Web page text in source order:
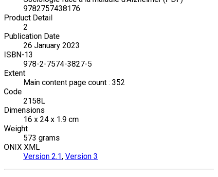
9782757438176
Product Detail
2
Publication Date
26 January 2023
ISBN-13
978-2-7574-3827-5
Extent
Main content page count : 352
Code
2158L
Dimensions
16 x 24 x 1.9 cm
Weight
573 grams
ONIX XML
Version 2.1, Version 3